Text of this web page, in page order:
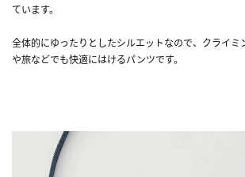
ています。
全体的にゆったりとしたシルエットなので、クライミ
や旅などでも快適にはけるパンツです。